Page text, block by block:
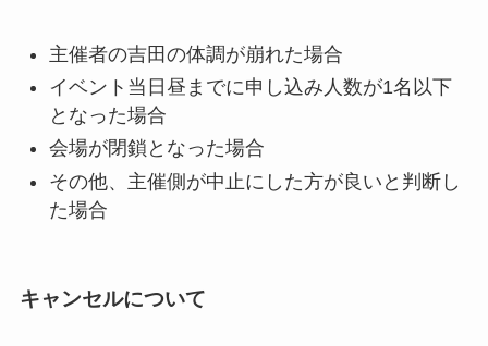
主催者の吉田の体調が崩れた場合
イベント当日昼までに申し込み人数が1名以下
となった場合
会場が閉鎖となった場合
その他、主催側が中止にした方が良いと判断し
た場合
キャンセルについて